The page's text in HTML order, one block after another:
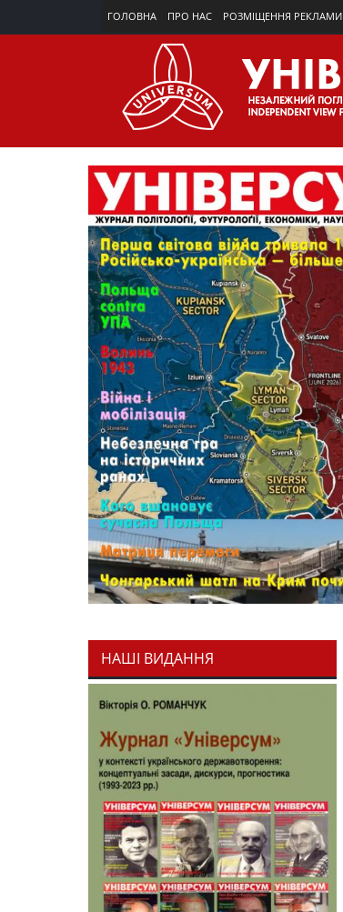
ГОЛОВНА ПРО НАС РОЗМІЩЕННЯ РЕКЛАМИ
НАШІ ВИДАННЯ